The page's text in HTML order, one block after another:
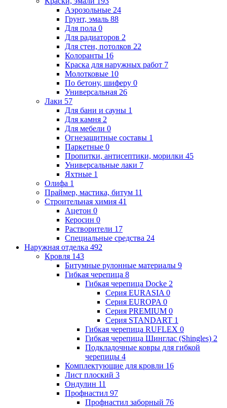
Аэрозольные 24
Грунт, эмаль 88
Для пола 0
Для радиаторов 2
Для стен, потолков 22
Колоранты 16
Краска для наружных работ 7
Молотковые 10
По бетону, шиферу 0
Универсальная 26
Лаки 57
Для бани и сауны 1
Для камня 2
Для мебели 0
Огнезащитные составы 1
Паркетные 0
Пропитки, антисептики, морилки 45
Универсальные лаки 7
Яхтные 1
Олифа 1
Праймер, мастика, битум 11
Строительная химия 41
Ацетон 0
Керосин 0
Растворители 17
Специальные средства 24
Наружная отделка 492
Кровля 143
Битумные рулонные материалы 9
Гибкая черепица 8
Гибкая черепица Docke 2
Серия EURASIA 0
Серия EUROPA 0
Серия PREMIUM 0
Серия STANDART 1
Гибкая черепица RUFLEX 0
Гибкая черепица Шинглас (Shingles) 2
Подкладочные ковры для гибкой
черепицы 4
Комплектующие для кровли 16
Лист плоский 3
Ондулин 11
Профнастил 97
Профнастил заборный 76